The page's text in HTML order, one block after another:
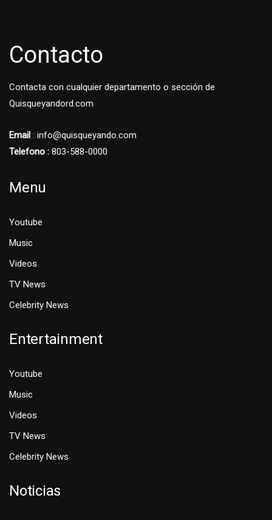
Contacto
Contacta con cualquier departamento o sección de
Quisqueyandord.com
Email : info@quisqueyando.com
Telefono : 803-588-0000
Menu
Youtube
Music
Videos
TV News
Celebrity News
Entertainment
Youtube
Music
Videos
TV News
Celebrity News
Noticias